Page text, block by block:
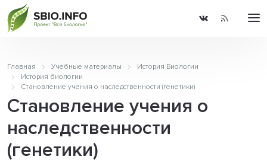
Главная Учебные материалы
История Биологии
История биологии
Становление учения о наследственности (генетики)
Становление учения о
наследственности
(генетики)